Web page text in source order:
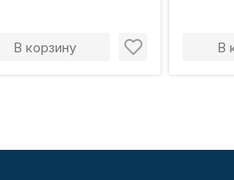
В корзину В